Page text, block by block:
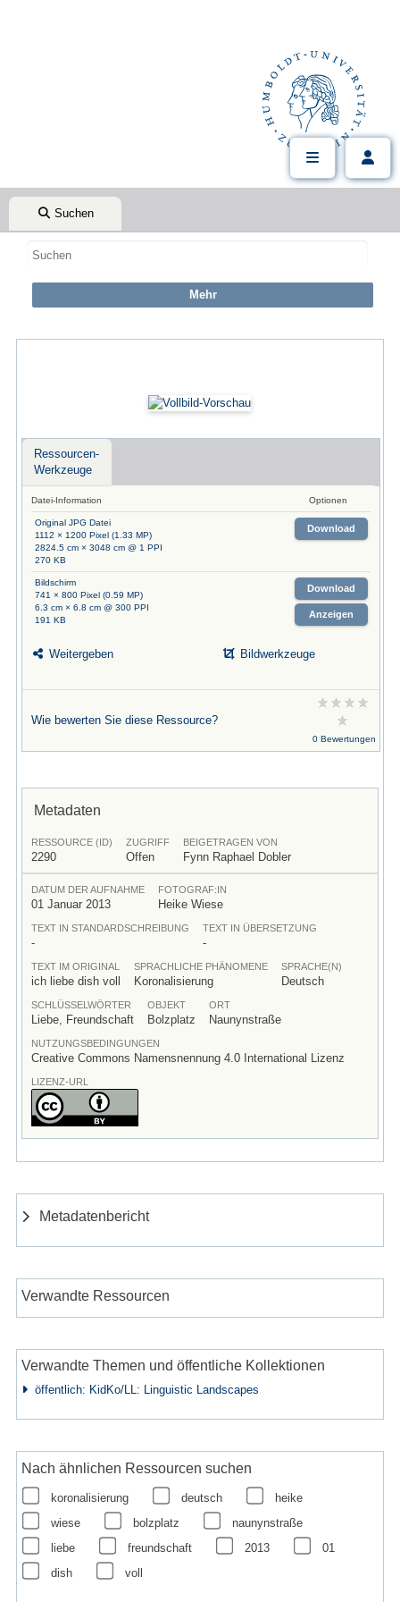
Suchen
Ressourcen-
Werkzeuge
Datei-Information Optionen
Original JPG Datei
1112 × 1200 Pixel (1.33 MP)
2824.5 cm × 3048 cm @ 1 PPI
270 KB
Download
Bildschirm
741 × 800 Pixel (0.59 MP)
6.3 cm × 6.8 cm @ 300 PPI
191 KB
Download
Anzeigen
Weitergeben Bildwerkzeuge
Wie bewerten Sie diese Ressource?
0 Bewertungen
Metadaten
RESSOURCE (ID)
2290
ZUGRIFF
Offen
BEIGETRAGEN VON
Fynn Raphael Dobler
DATUM DER AUFNAHME
01 Januar 2013
FOTOGRAF:IN
Heike Wiese
TEXT IN STANDARDSCHREIBUNG
-
TEXT IN ÜBERSETZUNG
-
TEXT IM ORIGINAL
ich liebe dish voll
SPRACHLICHE PHÄNOMENE
Koronalisierung
SPRACHE(N)
Deutsch
SCHLÜSSELWÖRTER
Liebe, Freundschaft
OBJEKT
Bolzplatz
ORT
Naunynstraße
NUTZUNGSBEDINGUNGEN
Creative Commons Namensnennung 4.0 International Lizenz
LIZENZ-URL
Metadatenbericht
Verwandte Ressourcen
Verwandte Themen und öffentliche Kollektionen
öffentlich: KidKo/LL: Linguistic Landscapes
Nach ähnlichen Ressourcen suchen
koronalisierung deutsch
heike
wiese
bolzplatz
naunynstraße
liebe
freundschaft 2013
01
dish
voll